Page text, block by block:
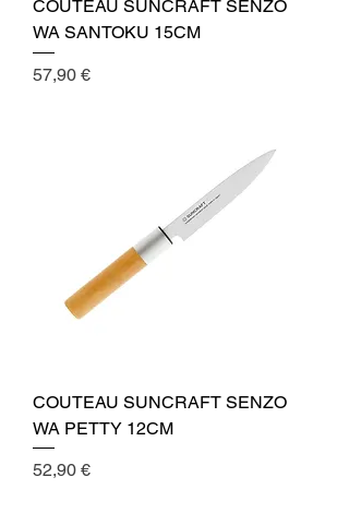
COUTEAU SUNCRAFT SENZO
WA SANTOKU 15CM
Cena
57,90 €
COUTEAU SUNCRAFT SENZO
WA PETTY 12CM
Cena
52,90 €